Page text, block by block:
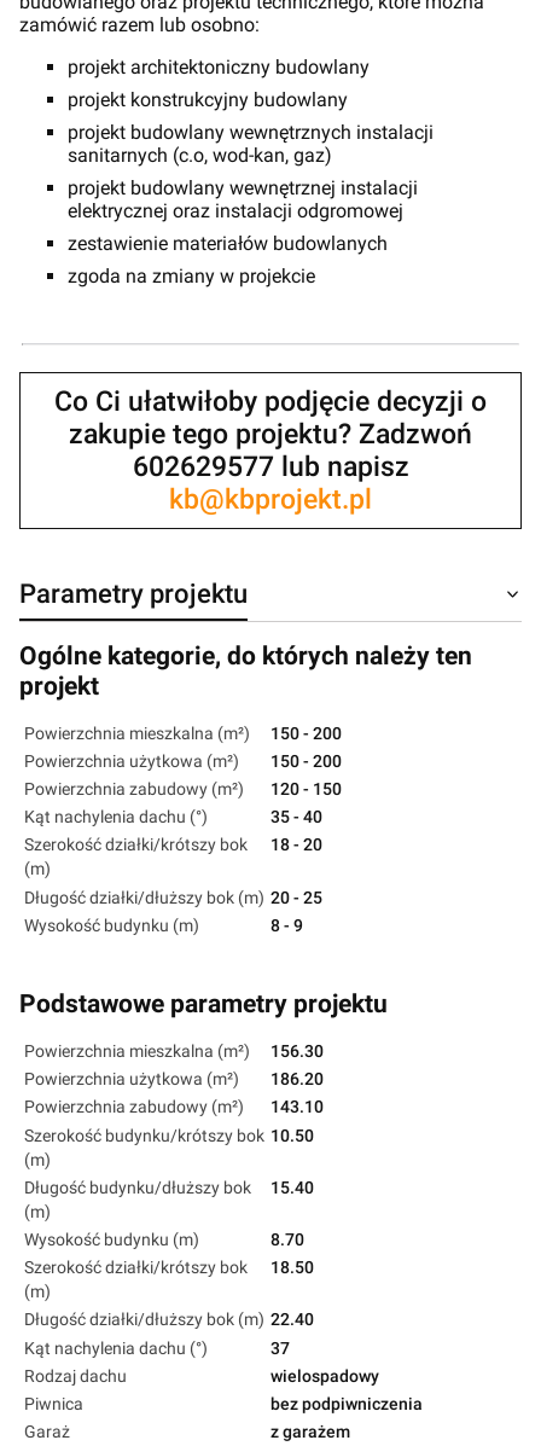
zamówić razem lub osobno:
projekt architektoniczny budowlany
projekt konstrukcyjny budowlany
projekt budowlany wewnętrznych instalacji
sanitarnych (c.o, wod-kan, gaz)
projekt budowlany wewnętrznej instalacji
elektrycznej oraz instalacji odgromowej
zestawienie materiałów budowlanych
zgoda na zmiany w projekcie
Co Ci ułatwiłoby podjęcie decyzji o
zakupie tego projektu? Zadzwoń
602629577 lub napisz
kb@kbprojekt.pl
Parametry projektu
Ogólne kategorie, do których należy ten
projekt
Powierzchnia mieszkalna (m²)
150 - 200
Powierzchnia użytkowa (m²)
150 - 200
Powierzchnia zabudowy (m²)
120 - 150
Kąt nachylenia dachu (°)
35 - 40
Szerokość działki/krótszy bok
(m)
18 - 20
Długość działki/dłuższy bok (m) 20 - 25
Wysokość budynku (m)
8 - 9
Podstawowe parametry projektu
Powierzchnia mieszkalna (m²)
156.30
Powierzchnia użytkowa (m²)
186.20
Powierzchnia zabudowy (m²)
143.10
Szerokość budynku/krótszy bok
(m)
10.50
Długość budynku/dłuższy bok
(m)
15.40
Wysokość budynku (m)
8.70
Szerokość działki/krótszy bok
(m)
18.50
Długość działki/dłuższy bok (m) 22.40
Kąt nachylenia dachu (°)
37
Rodzaj dachu
wielospadowy
Piwnica
bez podpiwniczenia
Garaż
z garażem